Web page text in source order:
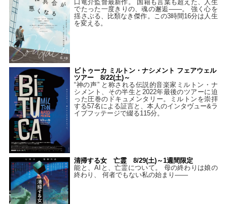
口竜介監督最新作。 国籍も言葉も超えた、人生
でたった一度きりの、魂の邂逅――。 強く心を
揺さぶる、比類なき傑作。この3時間16分は人生
を変える。
ビトゥーカ ミルトン・ナシメント フェアウェル
ツアー 8/22(土)～
“神の声” と称される伝説的音楽家ミルトン・ナ
シメント、その半生と2022年最後のツアーに迫
った圧巻のドキュメンタリー。ミルトンを崇拝
する57名による証言と、本人のインタヴュー&ラ
イブフッテージで綴る115分。
清掃する女 亡霊 8/29(土)～1週間限定
能と、AIと、亡霊について。 母の終わりは娘の
終わり、 何者でもない私の始まり――